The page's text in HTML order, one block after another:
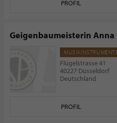
PROFIL
Geigenbaumeisterin Anna
Flügelstrasse 41
40227 Düsseldorf
Deutschland
PROFIL